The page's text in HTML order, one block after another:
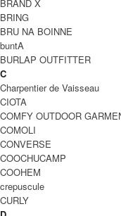
『marka(マーカ)』より『
ベースボールカルチャーに
今作はスペシャルコラボレ
ブランドのコンセプトであ
BRAND X
BRING
BRU NA BOINNE
buntA
BURLAP OUTFITTER
C
Charpentier de Vaisseau
CIOTA
COMFY OUTDOOR
COMOLI
CONVERSE
COOCHUCAMP
COOHEM
crepuscule
CURLY